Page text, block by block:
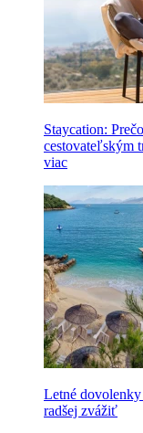
Staycation:
cestovateľským
viac
Letné
radšej zvážiť